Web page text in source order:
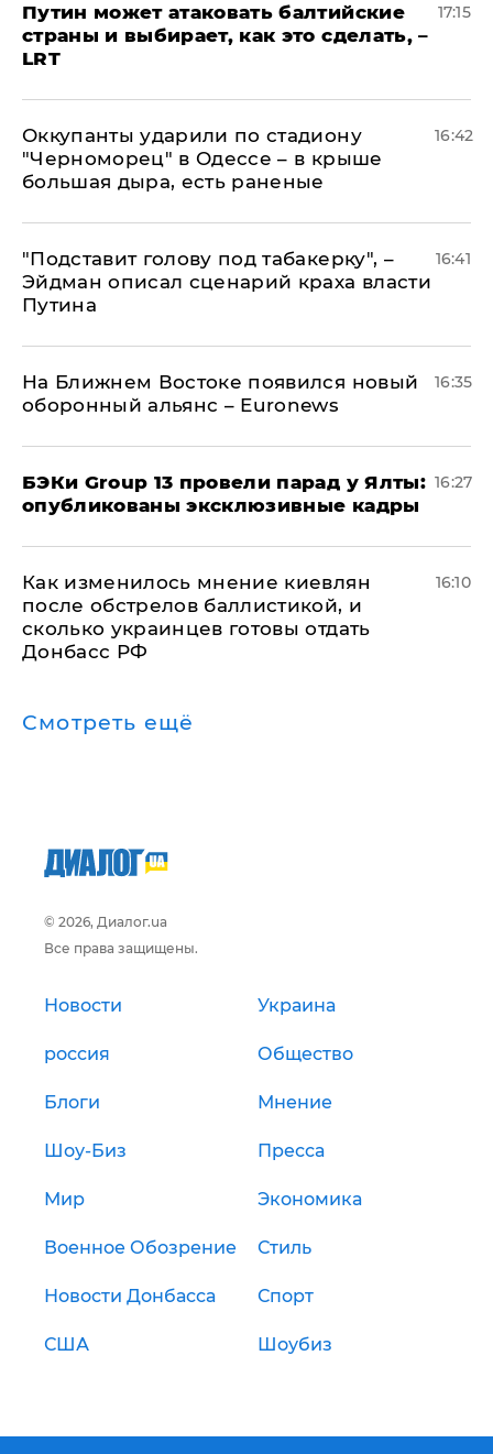
Путин может атаковать балтийские
страны и выбирает, как это сделать, –
LRT
17:15
Оккупанты ударили по стадиону
"Черноморец" в Одессе – в крыше
большая дыра, есть раненые
16:42
​"Подставит голову под табакерку", –
Эйдман описал сценарий краха власти
Путина
16:41
На Ближнем Востоке появился новый
оборонный альянс – Euronews
16:35
​БЭКи Group 13 провели парад у Ялты:
опубликованы эксклюзивные кадры
16:27
Как изменилось мнение киевлян
после обстрелов баллистикой, и
сколько украинцев готовы отдать
Донбасс РФ
16:10
Смотреть ещё
© 2026, Диалог.ua
Все права защищены.
Новости Украина
россия Общество
Блоги Мнение
Шоу-Биз Пресса
Мир Экономика
Военное Обозрение Стиль
Новости Донбасса Спорт
США Шоубиз